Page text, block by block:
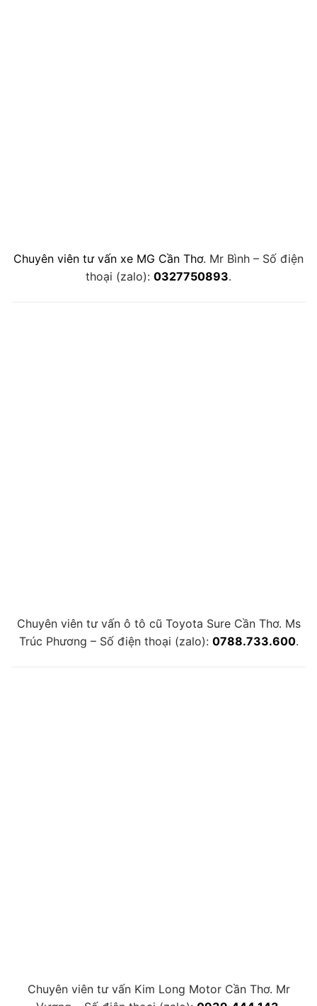
Chuyên viên tư vấn xe MG Cần Thơ. Mr Bình – Số điện
thoại (zalo): 0327750893.
Chuyên viên tư vấn ô tô cũ Toyota Sure Cần Thơ. Ms
Trúc Phương – Số điện thoại (zalo): 0788.733.600.
Chuyên viên tư vấn Kim Long Motor Cần Thơ. Mr